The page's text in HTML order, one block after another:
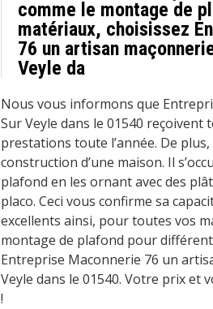
comme le montage de
matériaux, choisissez
76 un artisan
Veyle da
Nous vous informons que
Sur Veyle dans le 01540 reçoivent
prestations toute l’année. De plus,
construction d’une maison. Il
plafond en les ornant avec des
placo. Ceci vous confirme sa
excellents ainsi, pour toutes vos
montage de plafond pour
Entreprise Maconnerie 76 un
Veyle dans le 01540. Votre prix et
!